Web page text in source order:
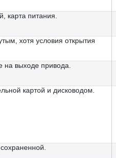
карта питания.
хотя условия открытия
на выходе привода.
картой и дисководом.